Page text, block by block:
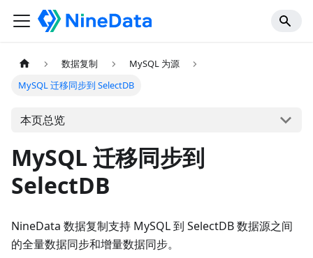
数据复制
MySQL 为源
MySQL 迁移同步到 SelectDB
本页总览
MySQL 迁移同步到
SelectDB
NineData 数据复制支持 MySQL 到 SelectDB 数据源之间
的全量数据同步和增量数据同步。